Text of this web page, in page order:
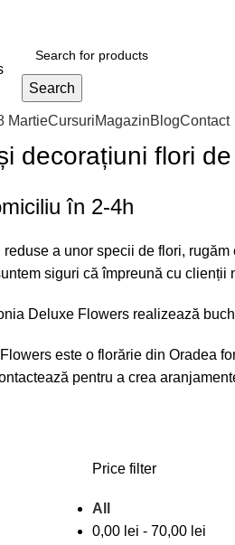
Search
MartieCursuriMagazinBlogContact
decorațiuni flori
în 2-4h
a unor specii de flori, rugăm
siguri că împreună cu clienții
Deluxe Flowers realizează
este o florărie din Oradea
pentru a crea
Price filter
All
0,00 lei - 70,00 lei